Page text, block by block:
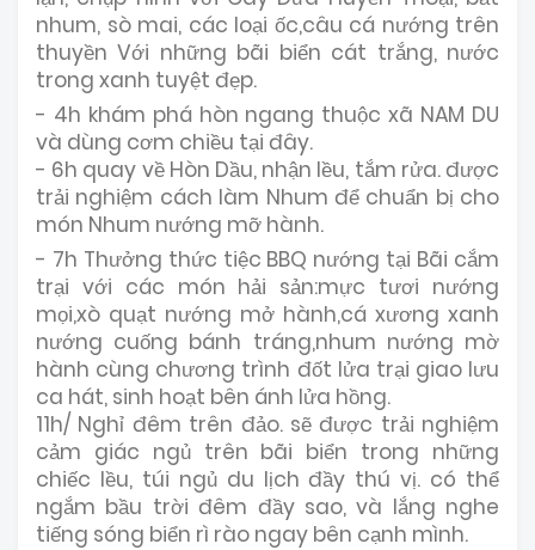
nhum, sò mai, các loại ốc,câu cá nướng trên
thuyền Với những bãi biển cát trắng, nước
trong xanh tuyệt đẹp.
- 4h khám phá hòn ngang thuộc xã NAM DU
và dùng cơm chiều tại đây.
- 6h quay về Hòn Dầu, nhận lều, tắm rửa. được
trải nghiệm cách làm Nhum để chuẩn bị cho
món Nhum nướng mỡ hành.
- 7h Thưởng thức tiệc BBQ nướng tại Bãi cắm
trại với các món hải sản:mực tươi nướng
mọi,xò quạt nướng mở hành,cá xương xanh
nướng cuống bánh tráng,nhum nướng mờ
hành cùng chương trình đốt lửa trại giao lưu
ca hát, sinh hoạt bên ánh lửa hồng.
11h/ Nghỉ đêm trên đảo. sẽ được trải nghiệm
cảm giác ngủ trên bãi biển trong những
chiếc lều, túi ngủ du lịch đầy thú vị. có thể
ngắm bầu trời đêm đầy sao, và lắng nghe
tiếng sóng biển rì rào ngay bên cạnh mình.